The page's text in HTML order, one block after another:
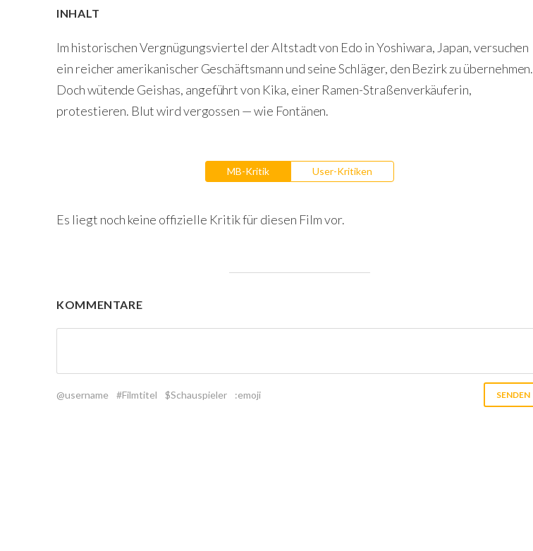
INHALT
Im historischen Vergnügungsviertel der Altstadt von Edo in Yoshiwara, Japan, versuchen
ein reicher amerikanischer Geschäftsmann und seine Schläger, den Bezirk zu übernehmen.
Doch wütende Geishas, angeführt von Kika, einer Ramen-Straßenverkäuferin,
protestieren. Blut wird vergossen — wie Fontänen.
MB-Kritik User-Kritiken
Es liegt noch keine offizielle Kritik für diesen Film vor.
KOMMENTARE
@username #Filmtitel $Schauspieler :emoji